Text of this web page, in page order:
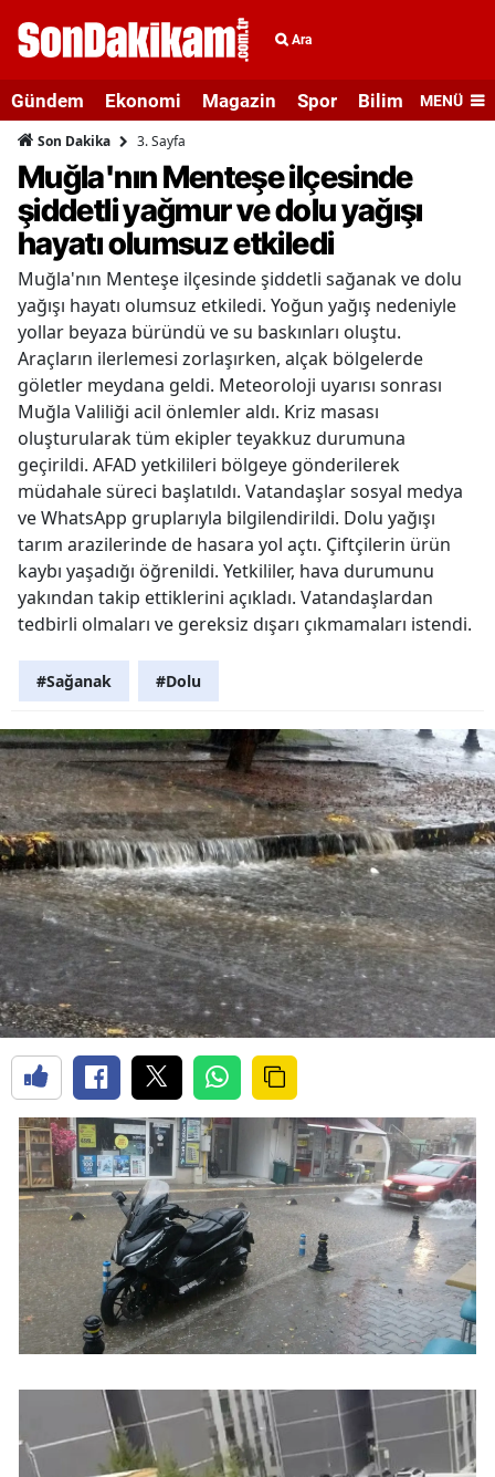
Ara
Gündem Ekonomi Magazin Spor Bilim veMENÜ
Son Dakika 3. Sayfa
Muğla'nın Menteşe ilçesinde
şiddetli yağmur ve dolu yağışı
hayatı olumsuz etkiledi
Muğla'nın Menteşe ilçesinde şiddetli sağanak ve dolu
yağışı hayatı olumsuz etkiledi. Yoğun yağış nedeniyle
yollar beyaza büründü ve su baskınları oluştu.
Araçların ilerlemesi zorlaşırken, alçak bölgelerde
göletler meydana geldi. Meteoroloji uyarısı sonrası
Muğla Valiliği acil önlemler aldı. Kriz masası
oluşturularak tüm ekipler teyakkuz durumuna
geçirildi. AFAD yetkilileri bölgeye gönderilerek
müdahale süreci başlatıldı. Vatandaşlar sosyal medya
ve WhatsApp gruplarıyla bilgilendirildi. Dolu yağışı
tarım arazilerinde de hasara yol açtı. Çiftçilerin ürün
kaybı yaşadığı öğrenildi. Yetkililer, hava durumunu
yakından takip ettiklerini açıkladı. Vatandaşlardan
tedbirli olmaları ve gereksiz dışarı çıkmamaları istendi.
#Sağanak #Dolu